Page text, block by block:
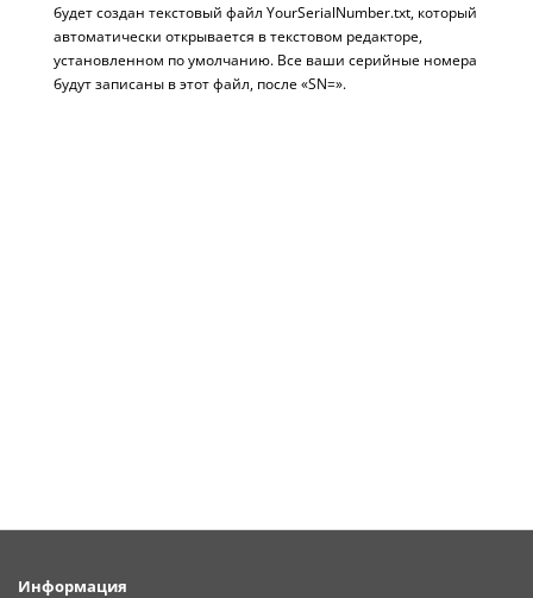
будет создан текстовый файл YourSerialNumber.txt, который
автоматически открывается в текстовом редакторе,
установленном по умолчанию. Все ваши серийные номера
будут записаны в этот файл, после «SN=».
Информация